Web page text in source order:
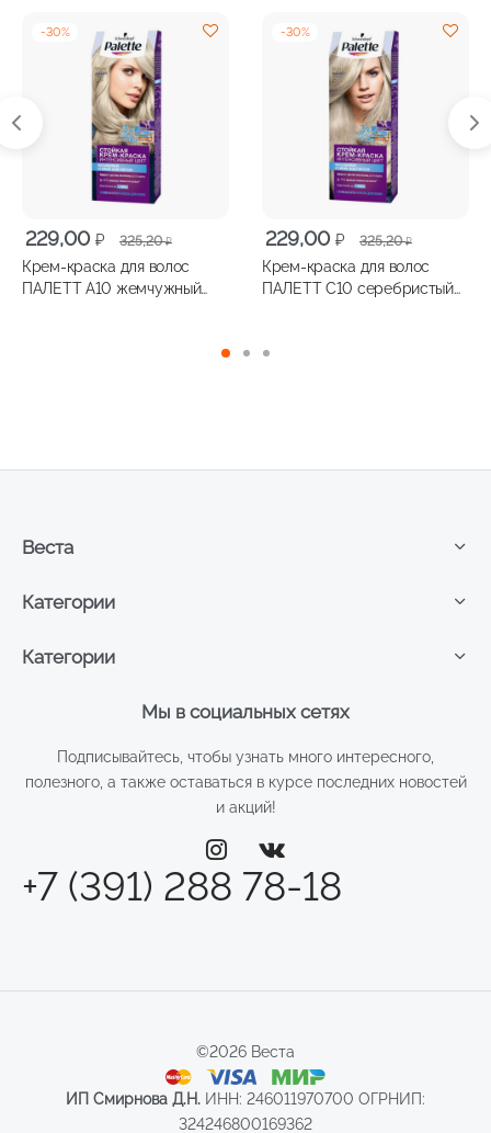
-30%
325,20₽
Первоначальная
цена
составляла
229,00 ₽
Текущая
цена:
229,00 ₽.
Крем-краска для волос
ПАЛЕТТ A10 жемчужный
-30%
325,20₽
Первоначальная
цена
составляла
229,00 ₽
Текущая
цена:
229,00 ₽.
Крем-краска для волос
ПАЛЕТТ C10 серебристый
Мы в социальных сетях
Подписывайтесь, чтобы узнать много интересного,
полезного, а также оставаться в курсе последних новостей
и акций!
+7 (391) 288 78-18
Категории
Категории
Веста
©2026 Веста
ИП Смирнова Д.Н. ИНН: 246011970700 ОГРНИП:
324246800169362